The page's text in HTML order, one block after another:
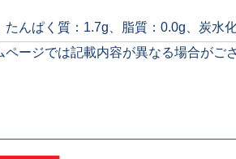
たんぱく質：1.7g、脂質：0.0g、炭水
ージでは記載内容が異なる場合がござ